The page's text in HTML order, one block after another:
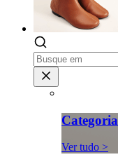
Categoria
Ver tudo >